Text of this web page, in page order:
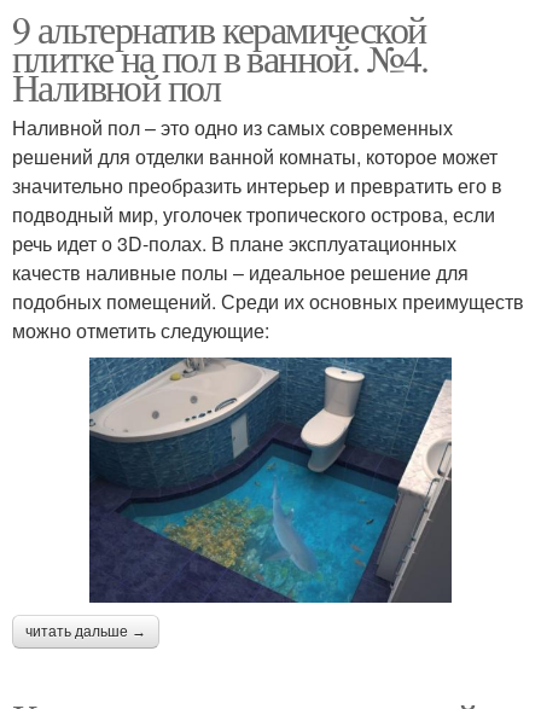
9 альтернатив керамической
плитке на пол в ванной. №4.
Наливной пол
Наливной пол – это одно из самых современных
решений для отделки ванной комнаты, которое может
значительно преобразить интерьер и превратить его в
подводный мир, уголочек тропического острова, если
речь идет о 3D-полах. В плане эксплуатационных
качеств наливные полы – идеальное решение для
подобных помещений. Среди их основных преимуществ
можно отметить следующие:
читать дальше →